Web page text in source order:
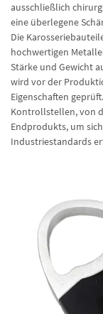
ausschließlich
eine überlegene
Die
hochwertigen
Stärke und Gewicht
wird vor der
Eigenschaften
Kontrollstellen, von
Endprodukts, um
Industriestandards